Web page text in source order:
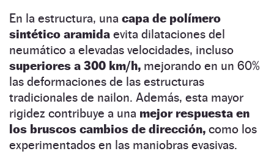
En la estructura, una capa de polímero
sintético aramida evita dilataciones del
neumático a elevadas velocidades, incluso
superiores a 300 km/h, mejorando en un 60%
las deformaciones de las estructuras
tradicionales de nailon. Además, esta mayor
rigidez contribuye a una mejor respuesta en
los bruscos cambios de dirección, como los
experimentados en las maniobras evasivas.